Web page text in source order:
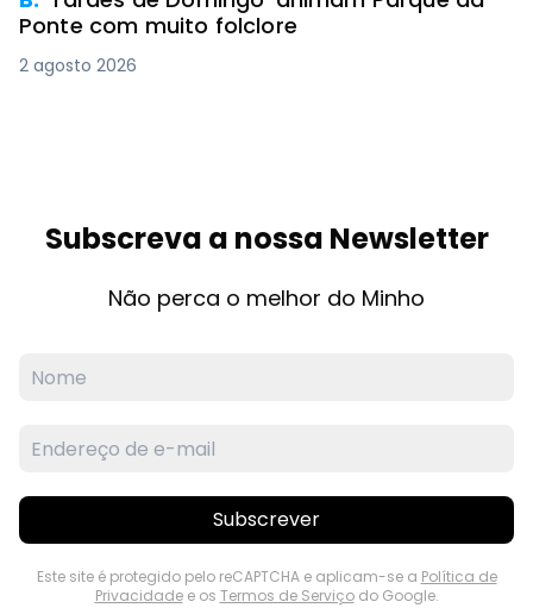
Ponte com muito folclore
2 agosto 2026
Subscreva a nossa Newsletter
Não perca o melhor do Minho
Subscrever
Este site é protegido pelo reCAPTCHA e aplicam-se a Política de
Privacidadee os Termos de Serviçodo Google.